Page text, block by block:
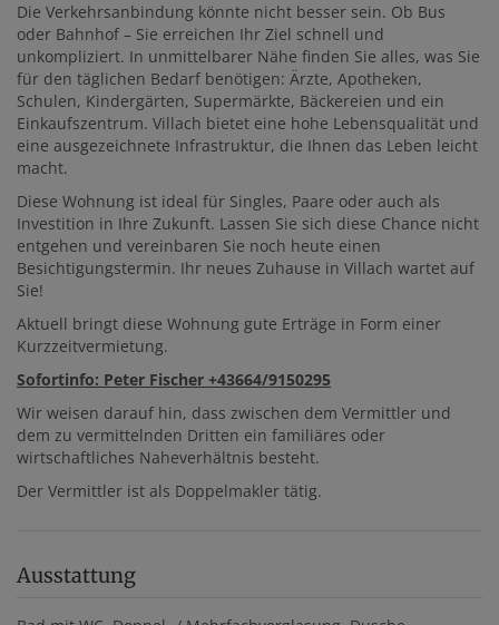
Die Verkehrsanbindung könnte nicht besser sein. Ob Bus
oder Bahnhof – Sie erreichen Ihr Ziel schnell und
unkompliziert. In unmittelbarer Nähe finden Sie alles, was Sie
für den täglichen Bedarf benötigen: Ärzte, Apotheken,
Schulen, Kindergärten, Supermärkte, Bäckereien und ein
Einkaufszentrum. Villach bietet eine hohe Lebensqualität und
eine ausgezeichnete Infrastruktur, die Ihnen das Leben leicht
macht.
Diese Wohnung ist ideal für Singles, Paare oder auch als
Investition in Ihre Zukunft. Lassen Sie sich diese Chance nicht
entgehen und vereinbaren Sie noch heute einen
Besichtigungstermin. Ihr neues Zuhause in Villach wartet auf
Sie!
Aktuell bringt diese Wohnung gute Erträge in Form einer
Kurzzeitvermietung.
Sofortinfo: Peter Fischer +43664/9150295
Wir weisen darauf hin, dass zwischen dem Vermittler und
dem zu vermittelnden Dritten ein familiäres oder
wirtschaftliches Naheverhältnis besteht.
Der Vermittler ist als Doppelmakler tätig.
Ausstattung